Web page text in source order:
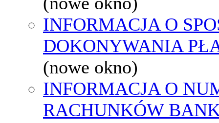
INFORMACJA O
DOKONYWANIA
(nowe okno)
INFORMACJA O
RACHUNKÓW